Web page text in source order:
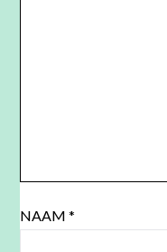
NAAM*